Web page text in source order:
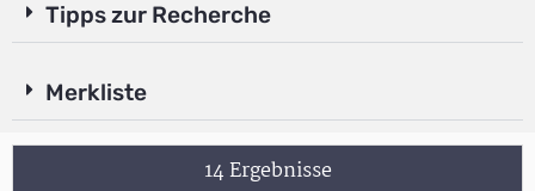
Tipps zur Recherche
Merkliste
14 Ergebnisse